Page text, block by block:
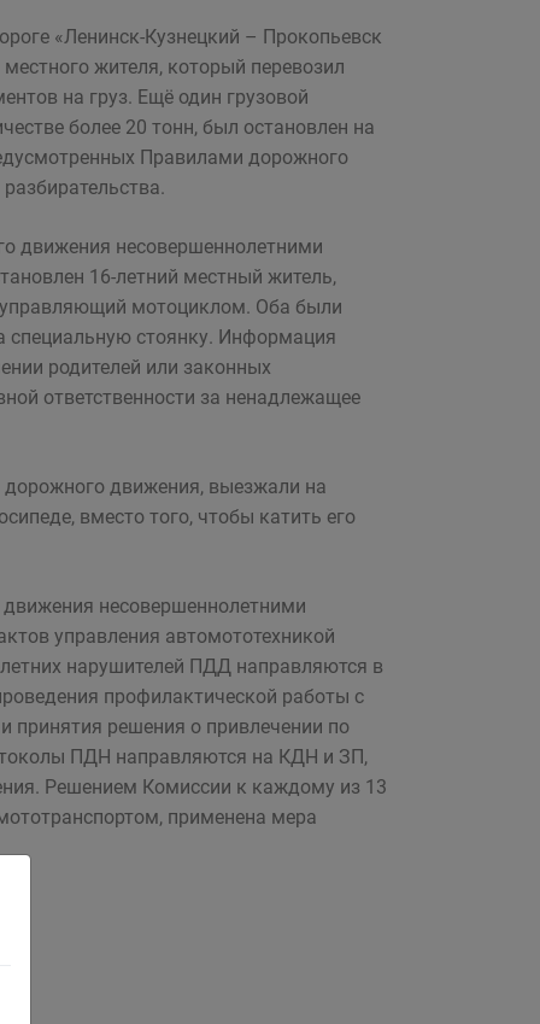
«Ленинск-Кузнецкий – Прокопьевск
жителя, который перевозил
на груз. Ещё один грузовой
более 20 тонн, был остановлен на
Правилами дорожного
движения несовершеннолетними
16-летний местный житель,
мотоциклом. Оба были
специальную стоянку. Информация
родителей или законных
ответственности за ненадлежащее
движения, выезжали на
вместо того, чтобы катить его
несовершеннолетними
управления автомототехникой
нарушителей ПДД направляются в
профилактической работы с
принятия решения о привлечении по
ПДН направляются на КДН и ЗП,
Решением Комиссии к каждому из 13
применена мера